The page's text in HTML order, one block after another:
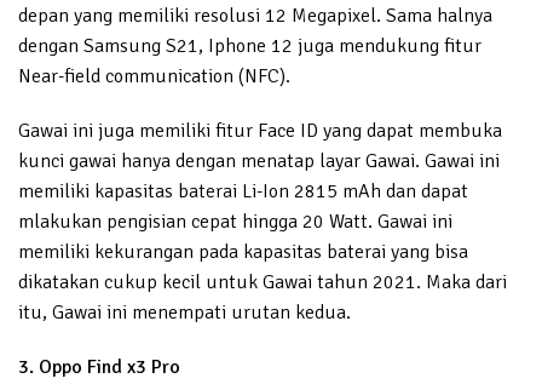
depan yang memiliki resolusi 12 Megapixel. Sama halnya
dengan Samsung S21, Iphone 12 juga mendukung fitur
Near-field communication (NFC).
Gawai ini juga memiliki fitur Face ID yang dapat membuka
kunci gawai hanya dengan menatap layar Gawai. Gawai ini
memiliki kapasitas baterai Li-Ion 2815 mAh dan dapat
mlakukan pengisian cepat hingga 20 Watt. Gawai ini
memiliki kekurangan pada kapasitas baterai yang bisa
dikatakan cukup kecil untuk Gawai tahun 2021. Maka dari
itu, Gawai ini menempati urutan kedua.
3. Oppo Find x3 Pro